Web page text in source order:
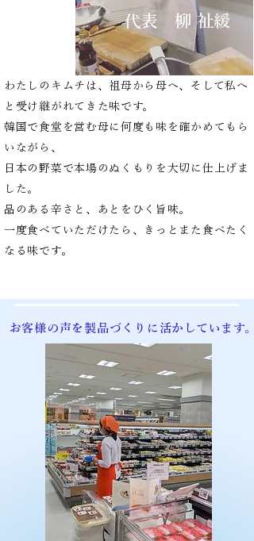
​代表 柳 祉緩
わたしのキムチは、祖母から母へ、そして私へ
と受け継がれてきた味です。
韓国で食堂を営む母に何度も味を確かめてもら
いながら、
日本の野菜で本場のぬくもりを大切に仕上げま
した。
品のある辛さと、あとをひく旨味。
一度食べていただけたら、きっとまた食べたく
なる味です。
​お客様の声を製品づくりに活かしています。